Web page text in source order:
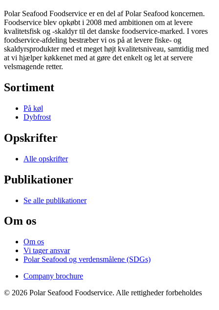
Polar Seafood Foodservice er en del af Polar Seafood koncernen.
Foodservice blev opkøbt i 2008 med ambitionen om at levere
kvalitetsfisk og -skaldyr til det danske foodservice-marked. I vores
foodservice-afdeling bestræber vi os på at levere fiske- og
skaldyrsprodukter med et meget højt kvalitetsniveau, samtidig med
at vi hjælper køkkenet med at gøre det enkelt og let at servere
velsmagende retter.
Sortiment
På køl
Dybfrost
Opskrifter
Alle opskrifter
Publikationer
Se alle publikationer
Om os
Om os
Vi tager ansvar
Polar Seafood og verdensmålene (SDGs)
Company brochure
© 2026 Polar Seafood Foodservice. Alle rettigheder forbeholdes